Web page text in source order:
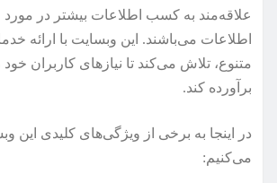
علاقه‌مند به کسب اطلاعات بیشتر در مورد
اطلاعات می‌باشند. این وبسایت با ارائه
متنوع، تلاش می‌کند تا نیازهای کاربران خود
برآورده کند.
در اینجا به برخی از ویژگی‌های کلیدی این
می‌کنیم: